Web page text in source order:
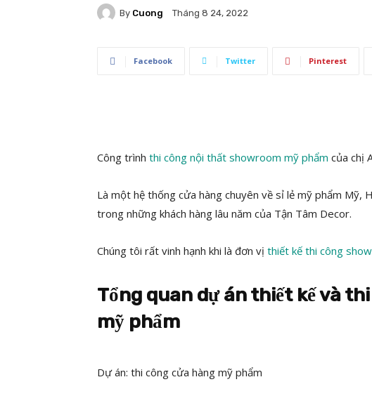
By Cuong Tháng 8 24, 2022
Facebook Twitter Pinterest
Công trình thi công nội thất showroom mỹ phẩm của chị
Là một hệ thống cửa hàng chuyên về sỉ lẻ mỹ phẩm Mỹ,
trong những khách hàng lâu năm của Tận Tâm Decor.
Chúng tôi rất vinh hạnh khi là đơn vị thiết kế thi công
Tổng quan dự án thiết kế và
mỹ phẩm
Dự án: thi công cửa hàng mỹ phẩm